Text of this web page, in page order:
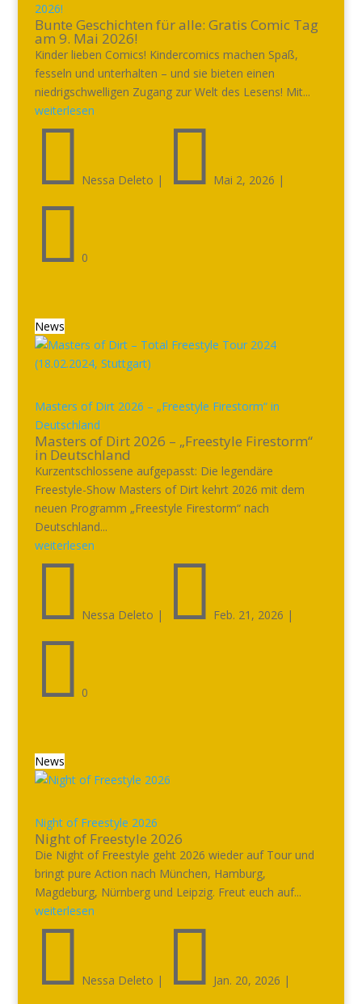
2026!
Bunte Geschichten für alle: Gratis Comic Tag
am 9. Mai 2026!
Kinder lieben Comics! Kindercomics machen Spaß,
fesseln und unterhalten – und sie bieten einen
niedrigschwelligen Zugang zur Welt des Lesens! Mit...
weiterlesen
 Nessa Deleto |  Mai 2, 2026 |
 0
News
Masters of Dirt 2026 – „Freestyle Firestorm“ in
Deutschland
Masters of Dirt 2026 – „Freestyle Firestorm“
in Deutschland
Kurzentschlossene aufgepasst: Die legendäre
Freestyle-Show Masters of Dirt kehrt 2026 mit dem
neuen Programm „Freestyle Firestorm“ nach
Deutschland...
weiterlesen
 Nessa Deleto |  Feb. 21, 2026 |
 0
News
Night of Freestyle 2026
Night of Freestyle 2026
Die Night of Freestyle geht 2026 wieder auf Tour und
bringt pure Action nach München, Hamburg,
Magdeburg, Nürnberg und Leipzig. Freut euch auf...
weiterlesen
 Nessa Deleto |  Jan. 20, 2026 |